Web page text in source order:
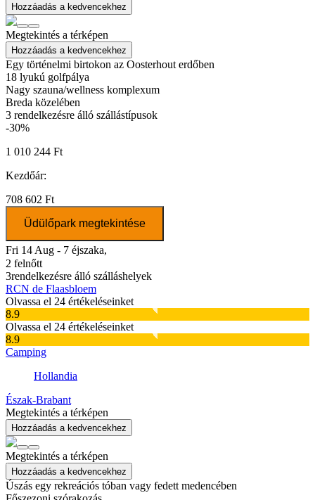
Hozzáadás a kedvencekhez
Megtekintés a térképen
Hozzáadás a kedvencekhez
Egy történelmi birtokon az Oosterhout erdőben
18 lyukú golfpálya
Nagy szauna/wellness komplexum
Breda közelében
3 rendelkezésre álló szállástípusok
-30%
1 010 244 Ft
Kezdőár:
708 602 Ft
Üdülőpark megtekintése
Fri 14 Aug - 7 éjszaka,
2 felnőtt
3rendelkezésre álló szálláshelyek
RCN de Flaasbloem
Olvassa el 24 értékeléseinket
8.9
Olvassa el 24 értékeléseinket
8.9
Camping
Hollandia
Észak-Brabant
Megtekintés a térképen
Hozzáadás a kedvencekhez
Megtekintés a térképen
Hozzáadás a kedvencekhez
Úszás egy rekreációs tóban vagy fedett medencében